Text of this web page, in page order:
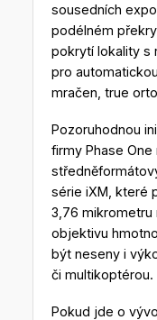
sousedních
podélném
pokrytí lokality s
pro
mračen, true
Pozoruhodnou
firmy Phase One
série iXM, které
3,76 mikrometru
objektivu
být neseny i
či multikoptérou.
Pokud jde o